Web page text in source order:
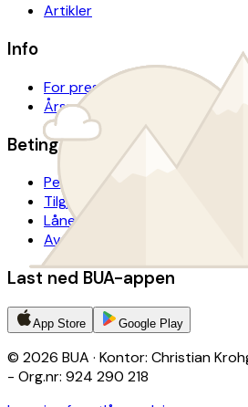
Artikler
Info
For presse
Årsrapport
Betingelser
Personvern
Tilgjengelighetserklæring
Lånevilkår
Avtalevilkår donasjon
Last ned BUA-appen
App Store Google Play
© 2026 BUA · Kontor: Christian
- Org.nr: 924 290 218